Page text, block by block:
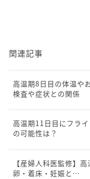
関連記事
高温期8日目の体温や
検査や症状との関係
高温期11日目にフラ
の可能性は？
【産婦人科医監修】
卵・着床・妊娠と…